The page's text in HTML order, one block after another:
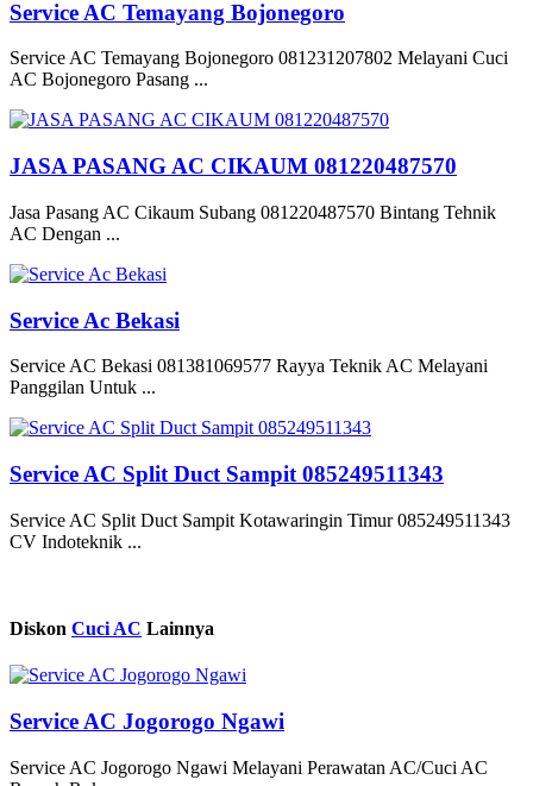
Service AC Temayang Bojonegoro
Service AC Temayang Bojonegoro 081231207802 Melayani Cuci
AC Bojonegoro Pasang ...
JASA PASANG AC CIKAUM 081220487570
Jasa Pasang AC Cikaum Subang 081220487570 Bintang Tehnik
AC Dengan ...
Service Ac Bekasi
Service AC Bekasi 081381069577 Rayya Teknik AC Melayani
Panggilan Untuk ...
Service AC Split Duct Sampit 085249511343
Service AC Split Duct Sampit Kotawaringin Timur 085249511343
CV Indoteknik ...
Diskon Cuci AC Lainnya
Service AC Jogorogo Ngawi
Service AC Jogorogo Ngawi Melayani Perawatan AC/Cuci AC